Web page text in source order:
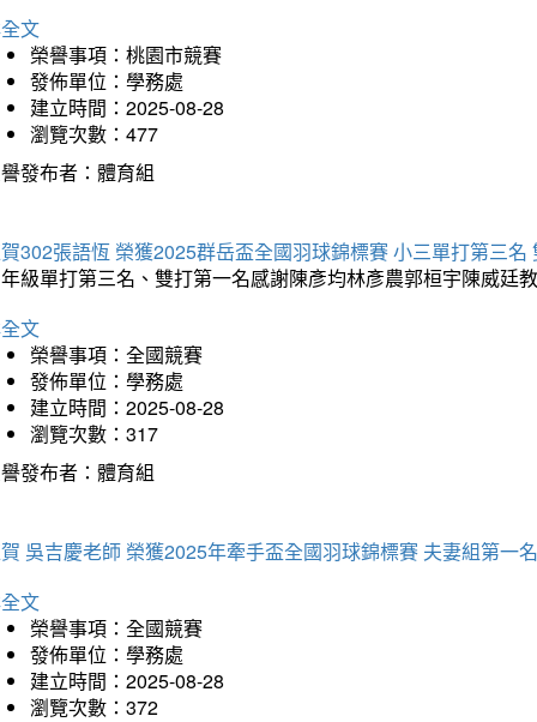
文
榮譽事項：桃園市競賽
發佈單位：學務處
建立時間：2025-08-28
瀏覽次數：477
發布者：體育組
302張語恆 榮獲2025群岳盃全國羽球錦標賽 小三單打第三名
級單打第三名、雙打第一名感謝陳彥均林彥農郭桓宇陳威廷
文
榮譽事項：全國競賽
發佈單位：學務處
建立時間：2025-08-28
瀏覽次數：317
發布者：體育組
吳吉慶老師 榮獲2025年牽手盃全國羽球錦標賽 夫妻組第一名
文
榮譽事項：全國競賽
發佈單位：學務處
建立時間：2025-08-28
瀏覽次數：372